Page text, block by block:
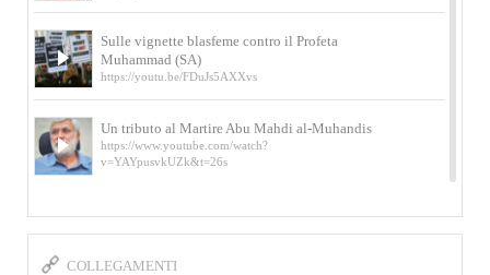
Sulle vignette blasfeme contro il Profeta
Muhammad (SA)
https://youtu.be/FDuJs5AXXvs
Un tributo al Martire Abu Mahdi al-Muhandis
https://www.youtube.com/watch?
v=YAYpusvkUZk&t=26s
L’Abluzione rituale (wudu) secondo l’Imam Alì
e l’Imam Khomeini
COLLEGAMENTI